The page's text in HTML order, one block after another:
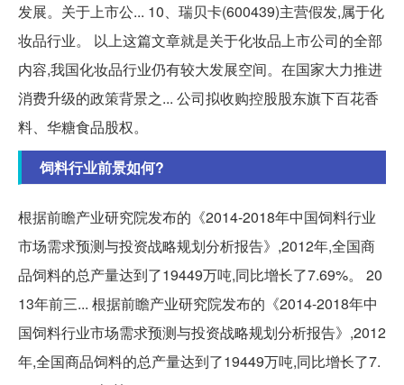
发展。关于上市公... 10、瑞贝卡(600439)主营假发,属于化
妆品行业。 以上这篇文章就是关于化妆品上市公司的全部
内容,我国化妆品行业仍有较大发展空间。在国家大力推进
消费升级的政策背景之... 公司拟收购控股股东旗下百花香
料、华糖食品股权。
饲料行业前景如何?
根据前瞻产业研究院发布的《2014-2018年中国饲料行业
市场需求预测与投资战略规划分析报告》,2012年,全国商
品饲料的总产量达到了19449万吨,同比增长了7.69%。 20
13年前三... 根据前瞻产业研究院发布的《2014-2018年中
国饲料行业市场需求预测与投资战略规划分析报告》,2012
年,全国商品饲料的总产量达到了19449万吨,同比增长了7.